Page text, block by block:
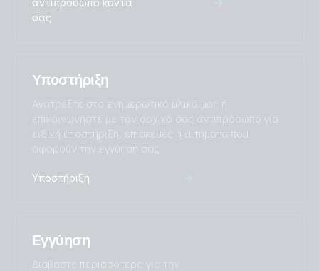
αντιπρόσωπο κοντά
σας
Υποστήριξη
Ανατρέξτε στο ενημερωτικό υλικό μας ή
επικοινωνήστε με τον αρχικό σας αντιπρόσωπο για
ειδική υποστήριξη, επισκευές ή αιτήματα που
αφορούν την εγγύησή σας.
Υποστήριξη
Εγγύηση
Διαβάστε περισσότερα για την